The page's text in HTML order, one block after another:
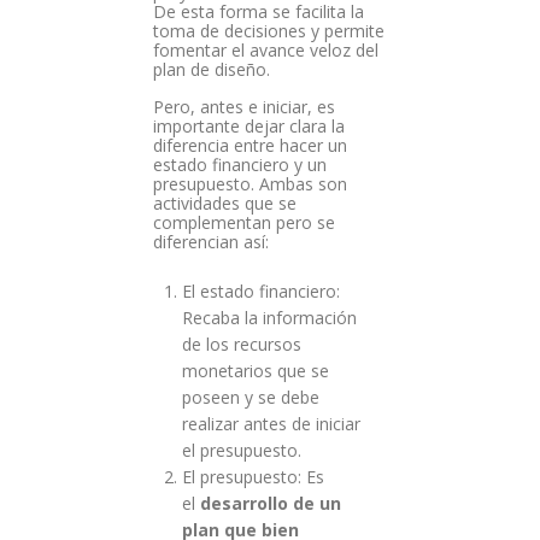
De esta forma se facilita la
toma de decisiones y permite
fomentar el avance veloz del
plan de diseño.
Pero, antes e iniciar, es
importante dejar clara la
diferencia entre hacer un
estado financiero y un
presupuesto. Ambas son
actividades que se
complementan pero se
diferencian así:
El estado financiero:
Recaba la información
de los recursos
monetarios que se
poseen y se debe
realizar antes de iniciar
el presupuesto.
El presupuesto: Es
el desarrollo de un
plan que bien